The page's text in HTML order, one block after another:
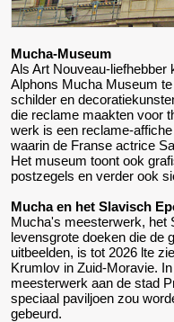
Mucha-Museum
Als Art Nouveau-liefhebber
Alphons Mucha Museum
schilder en
die reclame maakten voor
werk is een reclame-
waarin de Franse actrice
Het museum toont ook
postzegels en verder ook
Mucha en het Slavisch
Mucha's meesterwerk, het
levensgrote doeken die de
uitbeelden, is tot 2026 lte
Krumlov in Zuid-Moravie.
meesterwerk aan de stad
speciaal paviljoen zou
gebeurd.